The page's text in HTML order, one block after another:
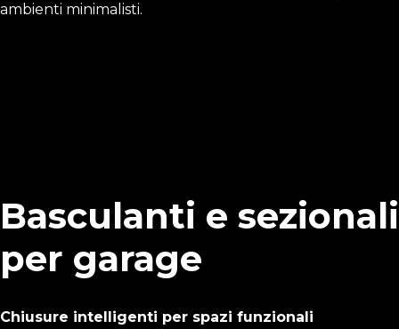
ambienti minimalisti.
Basculanti e sezionali
per garage
Chiusure intelligenti per spazi funzionali